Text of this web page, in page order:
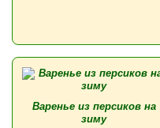
Варенье из персиков на
зиму